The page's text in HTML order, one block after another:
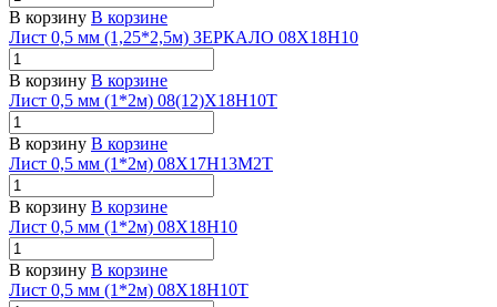
В корзину В корзине
Лист 0,5 мм (1,25*2,5м) ЗЕРКАЛО 08Х18Н10
В корзину В корзине
Лист 0,5 мм (1*2м) 08(12)Х18Н10Т
В корзину В корзине
Лист 0,5 мм (1*2м) 08Х17Н13М2Т
В корзину В корзине
Лист 0,5 мм (1*2м) 08Х18Н10
В корзину В корзине
Лист 0,5 мм (1*2м) 08Х18Н10Т